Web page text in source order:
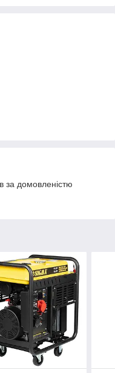
за домовленістю